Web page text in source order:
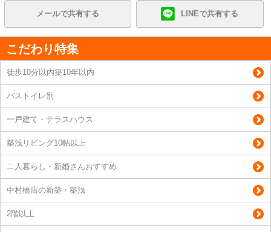
メールで共有する LINEで共有する
こだわり特集
徒歩10分以内築10年以内
バストイレ別
一戸建て・テラスハウス
築浅リビング10帖以上
二人暮らし・新婚さんおすすめ
中村橋店の新築・築浅
2階以上